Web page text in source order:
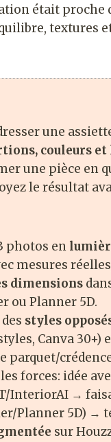
était proche
textures
une
couleurs
une pièce en
le résultat
photos en
mesures
dimensions
ou Planner 5D.
styles
Canva 30+)
parquet/
forces: idée
InteriorAI →
Planner 5D) →
sur